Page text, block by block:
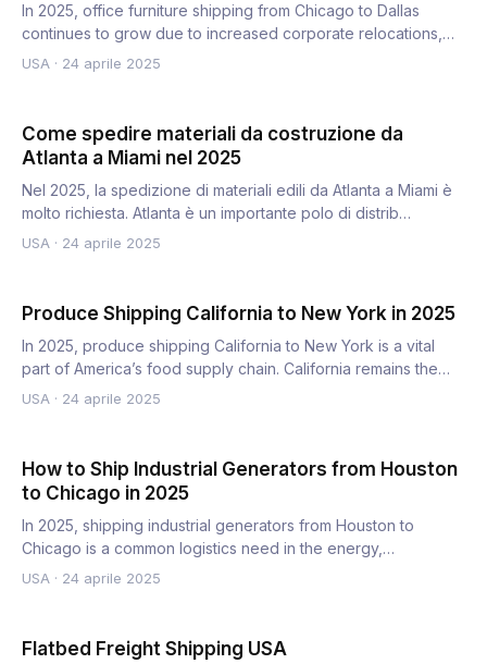
In 2025, office furniture shipping from Chicago to Dallas
continues to grow due to increased corporate relocations,
B2B…
USA · 24 aprile 2025
Come spedire materiali da costruzione da
Atlanta a Miami nel 2025
Nel 2025, la spedizione di materiali edili da Atlanta a Miami è
molto richiesta. Atlanta è un importante polo di distrib…
USA · 24 aprile 2025
Produce Shipping California to New York in 2025
In 2025, produce shipping California to New York is a vital
part of America’s food supply chain. California remains the…
USA · 24 aprile 2025
How to Ship Industrial Generators from Houston
to Chicago in 2025
In 2025, shipping industrial generators from Houston to
Chicago is a common logistics need in the energy,
construction,…
USA · 24 aprile 2025
Flatbed Freight Shipping USA